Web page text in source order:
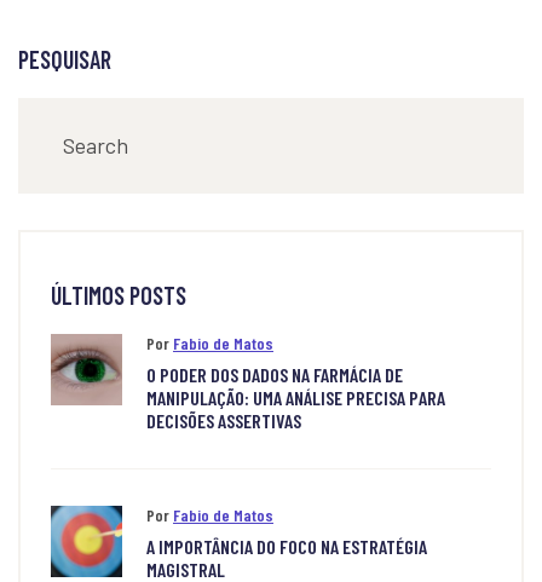
PESQUISAR
ÚLTIMOS POSTS
Por Fabio de Matos
O PODER DOS DADOS NA FARMÁCIA DE
MANIPULAÇÃO: UMA ANÁLISE PRECISA PARA
DECISÕES ASSERTIVAS
Por Fabio de Matos
A IMPORTÂNCIA DO FOCO NA ESTRATÉGIA
MAGISTRAL